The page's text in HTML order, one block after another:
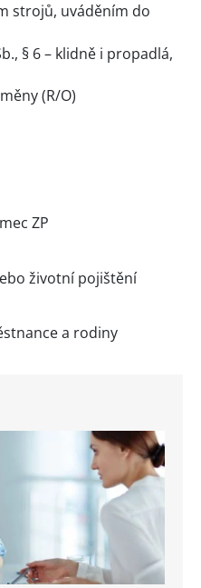
strojů, uváděním do
§ 6 – klidně i propadlá,
(R/O)
ZP
životní pojištění
a rodiny